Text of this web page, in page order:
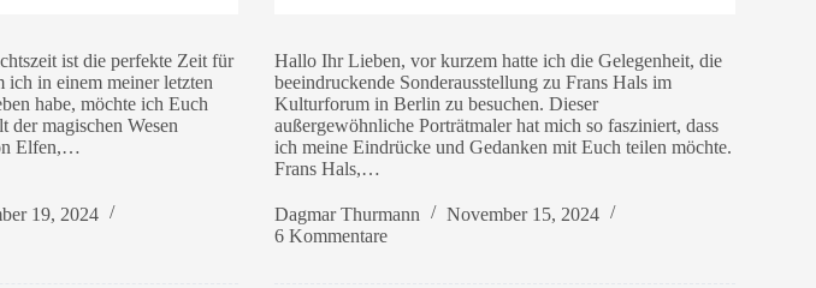
ist die perfekte Zeit für
ich in einem meiner letzten
habe, möchte ich Euch
der magischen Wesen
Elfen,…
19, 2024
Hallo Ihr Lieben, vor kurzem hatte ich die Gelegenheit, die
beeindruckende Sonderausstellung zu Frans Hals im
Kulturforum in Berlin zu besuchen. Dieser
außergewöhnliche Porträtmaler hat mich so fasziniert, dass
ich meine Eindrücke und Gedanken mit Euch teilen möchte.
Frans Hals,…
Dagmar Thurmann
November 15, 2024
6 Kommentare